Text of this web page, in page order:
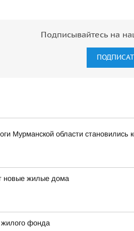
Подписывайтесь на
Мурманской области становились
новые жилые дома
жилого фонда